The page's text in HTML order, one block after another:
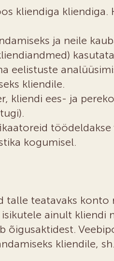
kliendiga kliendiga.
ja neile
eelistuste
kliendile.
kliendi ees- ja
kogumisel.
talle teatavaks
ainult
õigusaktidest.
kliendile,